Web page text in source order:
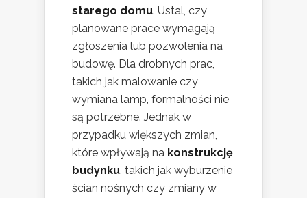
starego domu. Ustal, czy
planowane prace wymagają
zgłoszenia lub pozwolenia na
budowę. Dla drobnych prac,
takich jak malowanie czy
wymiana lamp, formalności nie
są potrzebne. Jednak w
przypadku większych zmian,
które wpływają na konstrukcję
budynku , takich jak wyburzenie
ścian nośnych czy zmiany w